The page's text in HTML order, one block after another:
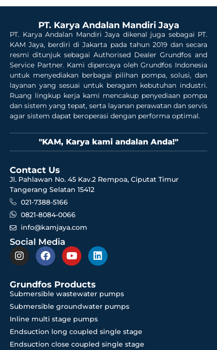
PT. Karya Andalan Mandiri Jaya
PT. Karya Andalan Mandiri Jaya dikenal juga sebagai PT.
KAM Jaya, berdiri di Jakarta pada tahun 2019 dan secara
resmi ditunjuk sebagai Authorised Dealer Grundfos and
Service Partner. Kami dipercaya oleh Grundfos Indonesia
untuk menyediakan berbagai pilihan pompa, solusi, dan
layanan yang sesuai untuk beragam kebutuhan industri.
Ruang lingkup kerja kami mencakup penyediaan pompa
dan sistem yang tepat, serta layanan perawatan dan servis
agar sistem dapat beroperasi dengan performa optimal.
"KAM, Karya kami andalan Anda!"
Contact Us
Jl. Pahlawan No. 45 Kav.2 Rempoa, Ciputat Timur
Tangerang Selatan 15412
021-7388-5166
0821-8084-0066
info@kamjaya.com
Social Media
Grundfos Products
Submersible wastewater pumps
Submersible groundwater pumps
Inline multi stage pumps
Endsuction long coupled single stage
Endsuction close coupled single stage